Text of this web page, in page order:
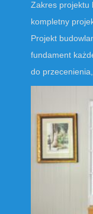
Zakres projektu
kompletny
Projekt
fundament
do